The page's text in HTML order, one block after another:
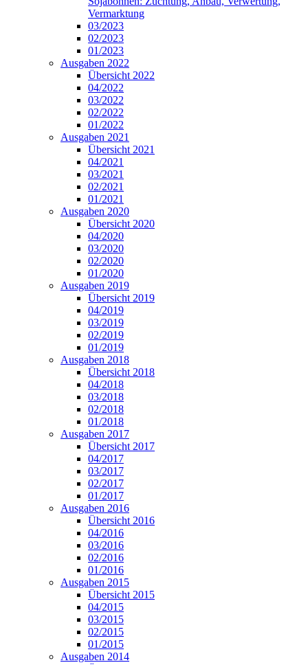
Vermarktung
03/2023
02/2023
01/2023
Ausgaben 2022
Übersicht 2022
04/2022
03/2022
02/2022
01/2022
Ausgaben 2021
Übersicht 2021
04/2021
03/2021
02/2021
01/2021
Ausgaben 2020
Übersicht 2020
04/2020
03/2020
02/2020
01/2020
Ausgaben 2019
Übersicht 2019
04/2019
03/2019
02/2019
01/2019
Ausgaben 2018
Übersicht 2018
04/2018
03/2018
02/2018
01/2018
Ausgaben 2017
Übersicht 2017
04/2017
03/2017
02/2017
01/2017
Ausgaben 2016
Übersicht 2016
04/2016
03/2016
02/2016
01/2016
Ausgaben 2015
Übersicht 2015
04/2015
03/2015
02/2015
01/2015
Ausgaben 2014